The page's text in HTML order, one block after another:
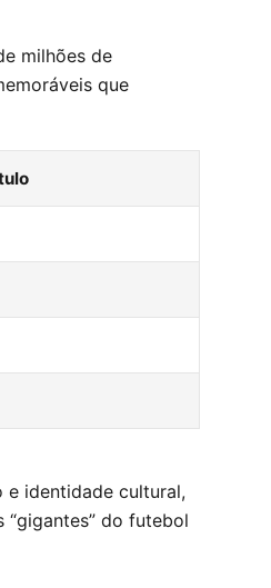
milhões de
que
e identidade cultural,
do futebol